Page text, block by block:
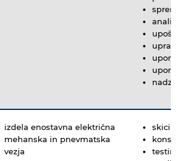
izdela enostavna električna
mehanska in pnevmatska
vezja
testira